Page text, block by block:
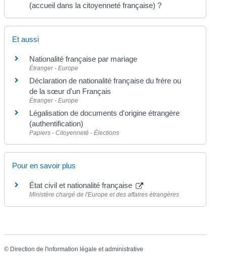
(accueil dans la citoyenneté française) ?
Et aussi
Nationalité française par mariage
Étranger - Europe
Déclaration de nationalité française du frère ou
de la sœur d'un Français
Étranger - Europe
Légalisation de documents d'origine étrangère
(authentification)
Papiers - Citoyenneté - Élections
Pour en savoir plus
État civil et nationalité française
Ministère chargé de l'Europe et des affaires étrangères
© Direction de l'information légale et administrative